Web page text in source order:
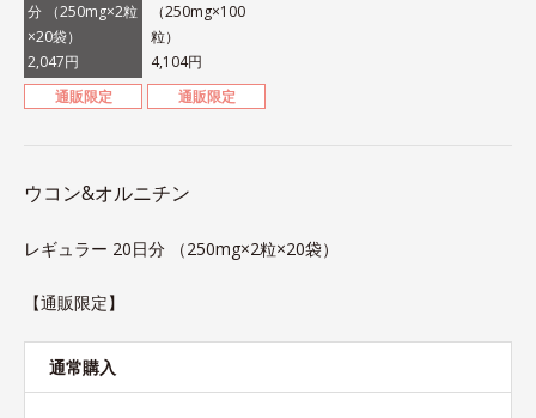
分 （250mg×2粒
×20袋）
2,047円
通販限定
（250mg×100
粒）
4,104円
通販限定
ウコン&オルニチン
レギュラー 20日分 （250mg×2粒×20袋）
【通販限定】
通常購入